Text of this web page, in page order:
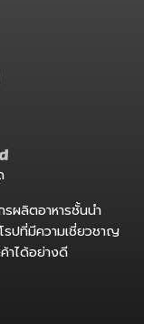
ผลิตอาหารชั้นนำ
รปที่มีความเชี่ยวชาญ
าได้อย่างดี